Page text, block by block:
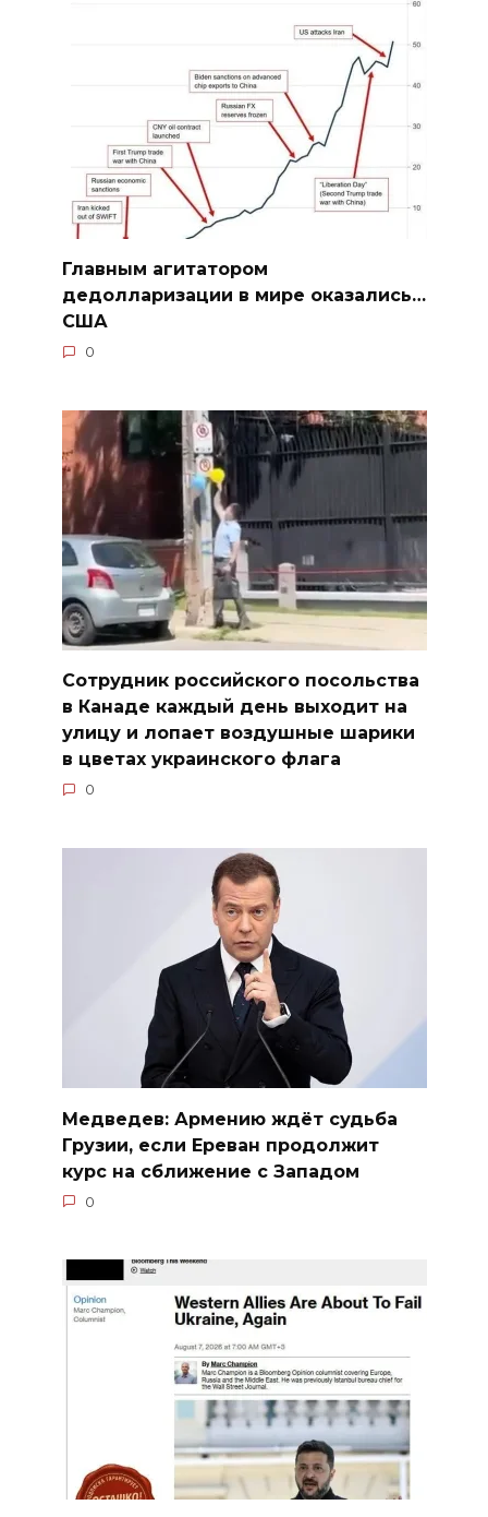
Главным агитатором
дедолларизации в мире оказались…
США
0
Сотрудник российского посольства
в Канаде каждый день выходит на
улицу и лопает воздушные шарики
в цветах украинского флага
0
Медведев: Армению ждёт судьба
Грузии, если Ереван продолжит
курс на сближение с Западом
0